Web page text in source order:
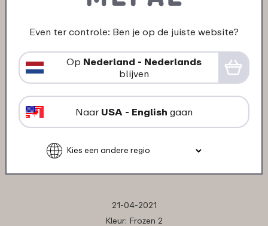
hun producten."
04-06-2021
21-04-2021
Kleur: Frozen 2
Even ter controle: Ben je op de juiste website?
Op Nederland - Nederlands
blijven
Naar USA - English gaan